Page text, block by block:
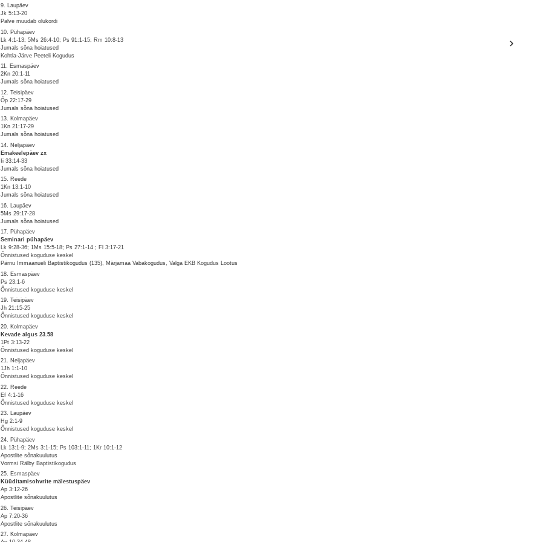
9. Laupäev
Jk 5:13-20
Palve muudab olukordi
10. Pühapäev
Lk 4:1-13; 5Ms 26:4-10; Ps 91:1-15; Rm 10:8-13
Jumals sõna hoiatused
Kohtla-Järve Peeteli Kogudus
11. Esmaspäev
2Kn 20:1-11
Jumals sõna hoiatused
12. Teisipäev
Õp 22:17-29
Jumals sõna hoiatused
13. Kolmapäev
1Kn 21:17-29
Jumals sõna hoiatused
14. Neljapäev
Emakeelepäev zx
Ii 33:14-33
Jumals sõna hoiatused
15. Reede
1Kn 13:1-10
Jumals sõna hoiatused
16. Laupäev
5Ms 29:17-28
Jumals sõna hoiatused
17. Pühapäev
Seminari pühapäev
Lk 9:28-36; 1Ms 15:5-18; Ps 27:1-14 ; Fl 3:17-21
Õnnistused koguduse keskel
Pärnu Immaanueli Baptistikogudus (135), Märjamaa Vabakogudus, Valga EKB Kogudus Lootus
18. Esmaspäev
Ps 23:1-6
Õnnistused koguduse keskel
19. Teisipäev
Jh 21:15-25
Õnnistused koguduse keskel
20. Kolmapäev
Kevade algus 23.58
1Pt 3:13-22
Õnnistused koguduse keskel
21. Neljapäev
1Jh 1:1-10
Õnnistused koguduse keskel
22. Reede
Ef 4:1-16
Õnnistused koguduse keskel
23. Laupäev
Hg 2:1-9
Õnnistused koguduse keskel
24. Pühapäev
Lk 13:1-9; 2Ms 3:1-15; Ps 103:1-11; 1Kr 10:1-12
Apostlite sõnakuulutus
Vormsi Rälby Baptistikogudus
25. Esmaspäev
Küüditamisohvrite mälestuspäev
Ap 3:12-26
Apostlite sõnakuulutus
26. Teisipäev
Ap 7:20-36
Apostlite sõnakuulutus
27. Kolmapäev